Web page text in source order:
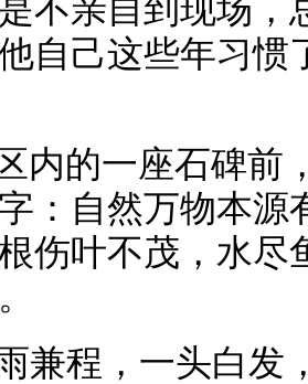
不亲自到现场
自己这些年习惯
内的一座石碑前
：自然万物本源
伤叶不茂，水尽
兼程，一头白发